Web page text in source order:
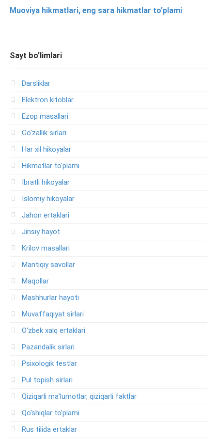
Muoviya hikmatlari, eng sara hikmatlar to’plami
Sayt bo’limlari
Darsliklar
Elektron kitoblar
Ezop masallari
Go'zallik sirlari
Har xil hikoyalar
Hikmatlar to'plami
Ibratli hikoyalar
Islomiy hikoyalar
Jahon ertaklari
Jinsiy hayot
Krilov masallari
Mantiqiy savollar
Maqollar
Mashhurlar hayoti
Muvaffaqiyat sirlari
O'zbek xalq ertaklari
Pazandalik sirlari
Psixologik testlar
Pul topish sirlari
Qiziqarli ma’lumotlar, qiziqarli faktlar
Qo'shiqlar to'plami
Rus tilida ertaklar